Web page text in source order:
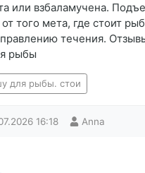
или взбаламучена.
того мета, где стоит
течения.
рыбы
для рыбы. стои
16:18 Anna